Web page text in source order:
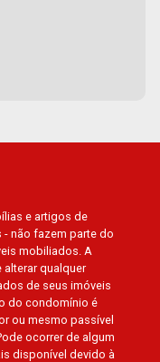
Bella Città,
Pirangueira,
da Boa Vista,
Portal da Mata,
Residencial
San
Rey, Garden
Preto.
e artigos de
não fazem parte do
mobiliados. A
alterar qualquer
de seus imóveis
do condomínio é
ou mesmo passível
ocorrer de algum
disponível devido à